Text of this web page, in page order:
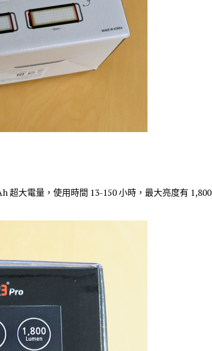
超大電量，使用時間 13-150 小時，最大亮度有 1,800